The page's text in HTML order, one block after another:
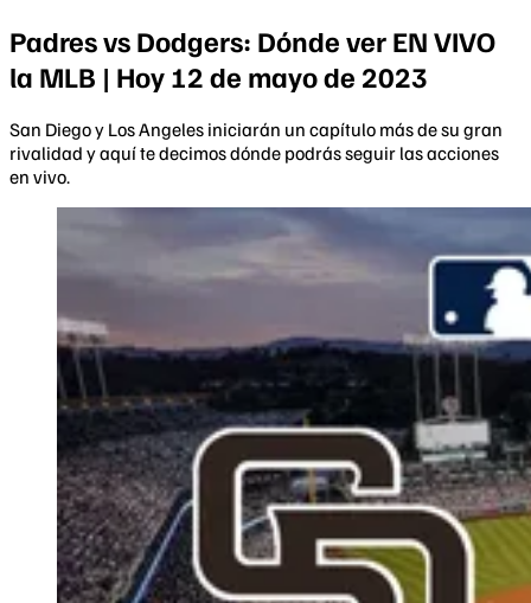
Padres vs Dodgers: Dónde ver EN VIVO
la MLB | Hoy 12 de mayo de 2023
San Diego y Los Angeles iniciarán un capítulo más de su gran
rivalidad y aquí te decimos dónde podrás seguir las acciones
en vivo.